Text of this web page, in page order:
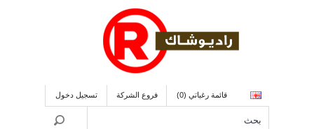
قائمة رغباتي (0) فروع الشركة تسجيل دخول